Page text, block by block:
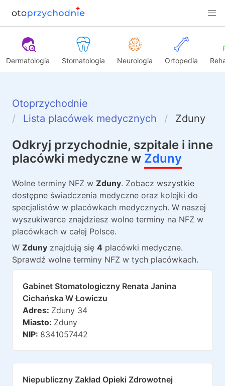
Dermatologia Stomatologia Neurologia Ortopedia
Otoprzychodnie
Lista placówek medycznych
Zduny
Odkryj przychodnie, szpitale i inne
placówki medyczne w Zduny
Wolne terminy NFZ w Zduny. Zobacz wszystkie
dostępne świadczenia medyczne oraz kolejki do
specjalistów w placówkach medycznych. W naszej
wyszukiwarce znajdziesz wolne terminy na NFZ w
placówkach w całej Polsce.
W Zduny znajdują się 4 placówki medyczne.
Sprawdź wolne terminy NFZ w tych placówkach.
Gabinet Stomatologiczny Renata Janina
Cichańska W Łowiczu
Adres: Zduny 34
Miasto: Zduny
NIP: 8341057442
Niepubliczny Zakład Opieki Zdrowotnej